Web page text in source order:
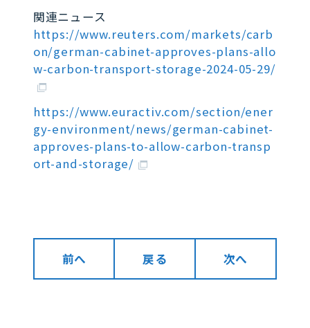
関連ニュース
https://www.reuters.com/markets/carb
on/german-cabinet-approves-plans-allo
w-carbon-transport-storage-2024-05-29/
https://www.euractiv.com/section/ener
gy-environment/news/german-cabinet-
approves-plans-to-allow-carbon-transp
ort-and-storage/
前へ 戻る 次へ